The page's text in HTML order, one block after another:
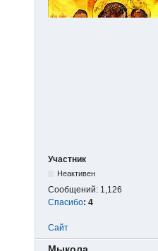
Участник
Неактивен
Сообщений: 1,126
Спасибо: 4
Сайт